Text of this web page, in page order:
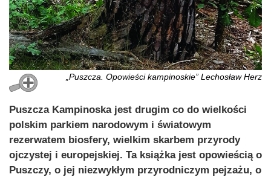
„Puszcza. Opowieści kampinoskie” Lechosław Herz
Puszcza Kampinoska jest drugim co do wielkości
polskim parkiem narodowym i światowym
rezerwatem biosfery, wielkim skarbem przyrody
ojczystej i europejskiej. Ta książka jest opowieścią o
Puszczy, o jej niezwykłym przyrodniczym pejzażu, o